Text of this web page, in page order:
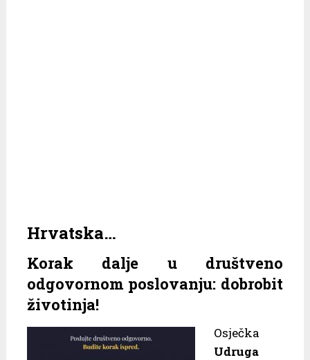
Hrvatska…
Korak dalje u društveno
odgovornom poslovanju: dobrobit
životinja!
Osječka
Udruga